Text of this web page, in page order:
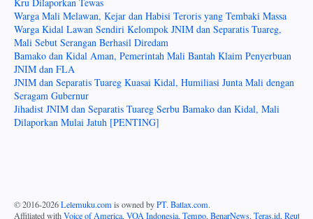
Warga Mali Melawan, Kejar dan Habisi Teroris yang Tembaki Massa
Warga Kidal Lawan Sendiri Kelompok JNIM dan Separatis Tuareg,
Mali Sebut Serangan Berhasil Diredam
Bamako dan Kidal Aman, Pemerintah Mali Bantah Klaim Penyerbuan
JNIM dan FLA
JNIM dan Separatis Tuareg Kuasai Kidal, Humiliasi Junta Mali dengan
Seragam Gubernur
Jihadist JNIM dan Separatis Tuareg Serbu Bamako dan Kidal, Mali
Dilaporkan Mulai Jatuh [PENTING]
© 2016-2026Lelemuku.comis owned byPT. Batlax.com.
Affiliated withVoice of America,VOA Indonesia,Tempo,BenarNews,Teras.id,Reuters